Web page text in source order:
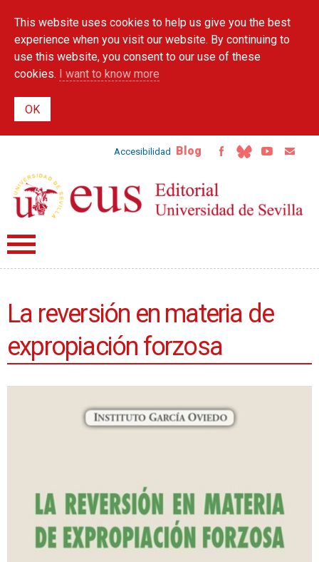
main
content
This website uses cookies to help us give you the best
experience when you visit our website. By continuing to
use this website, you consent to our use of these
cookies. I want to know more
Accesibilidad Blog
La reversión en materia de
expropiación forzosa